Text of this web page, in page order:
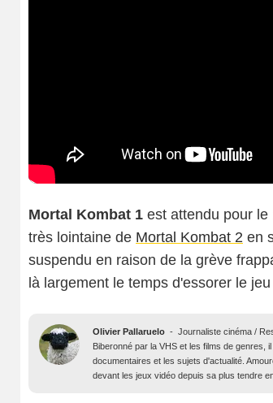
Mortal Kombat 1 est attendu pour
très lointaine de Mortal Kombat 2 en
suspendu en raison de la grève
là largement le temps d'essorer le
Olivier Pallaruelo - Journaliste cinéma /
Biberonné par la VHS et les films de genres,
documentaires et les sujets d'actualité.
devant les jeux vidéo depuis sa plus tendre